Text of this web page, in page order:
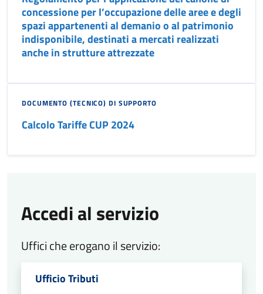
concessione per l’occupazione delle aree e degli
spazi appartenenti al demanio o al patrimonio
indisponibile, destinati a mercati realizzati
anche in strutture attrezzate
DOCUMENTO (TECNICO) DI SUPPORTO
Calcolo Tariffe CUP 2024
Accedi al servizio
Uffici che erogano il servizio:
Ufficio Tributi